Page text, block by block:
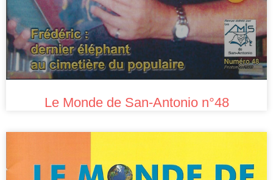
Le Monde de San-Antonio n°48